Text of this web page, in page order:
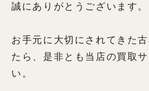
誠にありがとうございます。
お手元に大切にされてきた
たら、是非とも当店の買取
い。